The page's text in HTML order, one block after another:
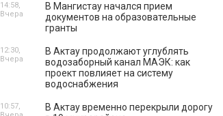
В Мангистау начался прием
документов на образовательные
гранты
14:58,
Вчера
В Актау продолжают углублять
водозаборный канал МАЭК: как
проект повлияет на систему
водоснабжения
12:30,
Вчера
В Актау временно перекрыли дорогу
10:57,